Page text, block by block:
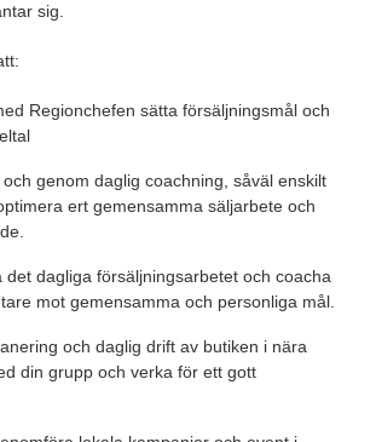
sig.
Regionchefen sätta försäljningsmål och
genom daglig coachning, såväl enskilt
ert gemensamma säljarbete och
det dagliga försäljningsarbetet och coacha
mot gemensamma och personliga mål.
och daglig drift av butiken i nära
din grupp och verka för ett gott